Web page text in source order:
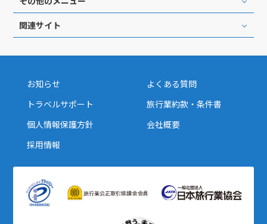
関連サイト
お知らせ
よくある質問
トラベルサポート
旅行業約款・条件書
個人情報保護方針
会社概要
採用情報